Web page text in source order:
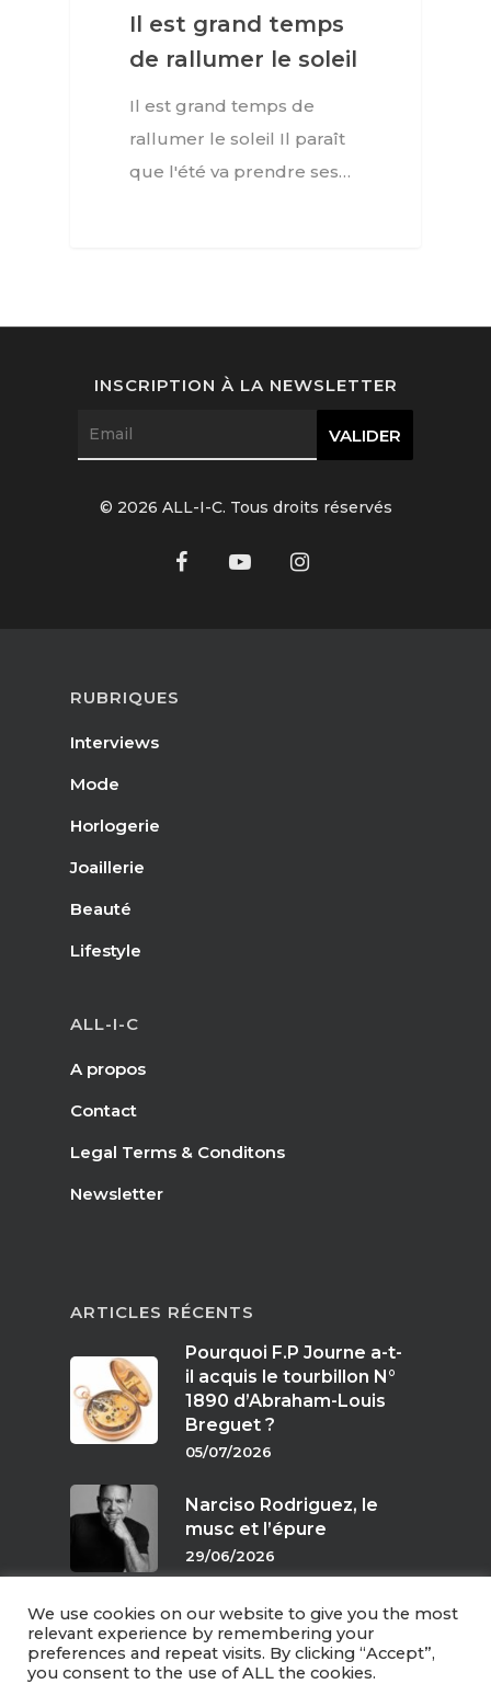
Il est grand temps
de rallumer le soleil
Il est grand temps de
rallumer le soleil Il paraît
que l'été va prendre ses…
RUBRIQUES
Interviews
Mode
Horlogerie
Joaillerie
Beauté
Lifestyle
ALL-I-C
A propos
Contact
Legal Terms & Conditons
Newsletter
ARTICLES RÉCENTS
Pourquoi F.P Journe a-t-
il acquis le tourbillon N°
1890 d’Abraham-Louis
Breguet ?
05/07/2026
Narciso Rodriguez, le
musc et l’épure
29/06/2026
Parfums de crépuscule
24/06/2026
INSCRIPTION À LA NEWSLETTER
© 2026 ALL-I-C. Tous droits réservés
Interviews
Mode
Horlogerie
Goûts
Livres
EN
We use cookies on our website to give you the most
relevant experience by remembering your
preferences and repeat visits. By clicking “Accept”,
you consent to the use of ALL the cookies.